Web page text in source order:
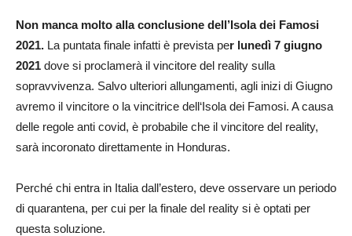
Non manca molto alla conclusione dell’Isola dei Famosi
2021. La puntata finale infatti è prevista per lunedì 7 giugno
2021 dove si proclamerà il vincitore del reality sulla
sopravvivenza. Salvo ulteriori allungamenti, agli inizi di Giugno
avremo il vincitore o la vincitrice dell‘Isola dei Famosi. A causa
delle regole anti covid, è probabile che il vincitore del reality,
sarà incoronato direttamente in Honduras.
Perché chi entra in Italia dall’estero, deve osservare un periodo
di quarantena, per cui per la finale del reality si è optati per
questa soluzione.